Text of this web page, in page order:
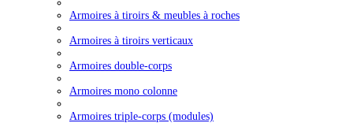
Armoires à tiroirs & meubles à roches
Armoires à tiroirs verticaux
Armoires double-corps
Armoires mono colonne
Armoires triple-corps (modules)